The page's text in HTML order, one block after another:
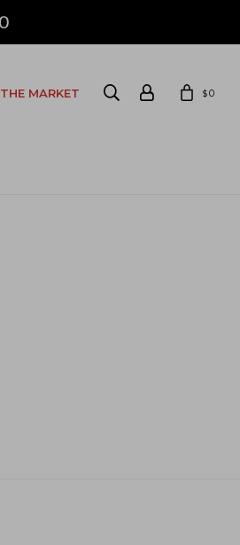
THE MARKET $0